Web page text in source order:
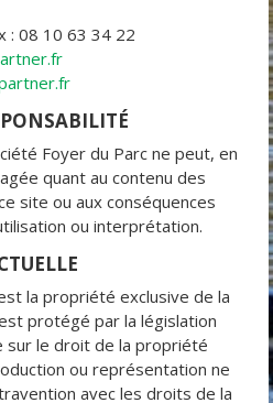
: 08 10 63 34 22
Foyer du Parc ne peut, en
quant au contenu des
site ou aux conséquences
ou interprétation.
la propriété exclusive de la
protégé par la législation
sur le droit de la propriété
ou représentation ne
avec les droits de la